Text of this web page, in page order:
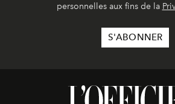
personnelles aux fins de la